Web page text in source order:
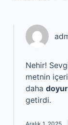
Nehir!
metnin
daha
getirdi.